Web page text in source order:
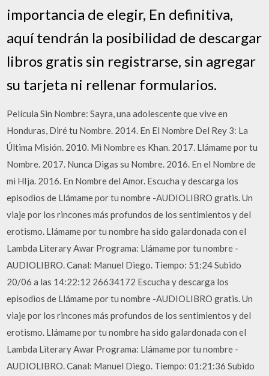
importancia de elegir, En definitiva,
aquí tendrán la posibilidad de descargar
libros gratis sin registrarse, sin agregar
su tarjeta ni rellenar formularios.
Película Sin Nombre: Sayra, una adolescente que vive en
Honduras, Diré tu Nombre. 2014. En El Nombre Del Rey 3: La
Última Misión. 2010. Mi Nombre es Khan. 2017. Llámame por tu
Nombre. 2017. Nunca Digas su Nombre. 2016. En el Nombre de
mi HIja. 2016. En Nombre del Amor. Escucha y descarga los
episodios de Llámame por tu nombre -AUDIOLIBRO gratis. Un
viaje por los rincones más profundos de los sentimientos y del
erotismo. Llámame por tu nombre ha sido galardonada con el
Lambda Literary Awar Programa: Llámame por tu nombre -
AUDIOLIBRO. Canal: Manuel Diego. Tiempo: 51:24 Subido
20/06 a las 14:22:12 26634172 Escucha y descarga los
episodios de Llámame por tu nombre -AUDIOLIBRO gratis. Un
viaje por los rincones más profundos de los sentimientos y del
erotismo. Llámame por tu nombre ha sido galardonada con el
Lambda Literary Awar Programa: Llámame por tu nombre -
AUDIOLIBRO. Canal: Manuel Diego. Tiempo: 01:21:36 Subido